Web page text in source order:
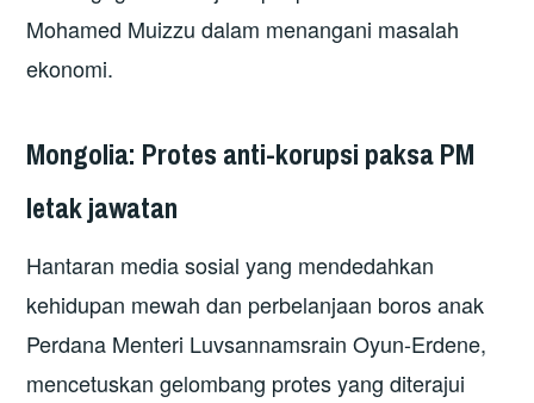
Mohamed Muizzu dalam menangani masalah
ekonomi.
Mongolia: Protes anti-korupsi paksa PM
letak jawatan
Hantaran media sosial yang mendedahkan
kehidupan mewah dan perbelanjaan boros anak
Perdana Menteri Luvsannamsrain Oyun-Erdene,
mencetuskan gelombang protes yang diterajui